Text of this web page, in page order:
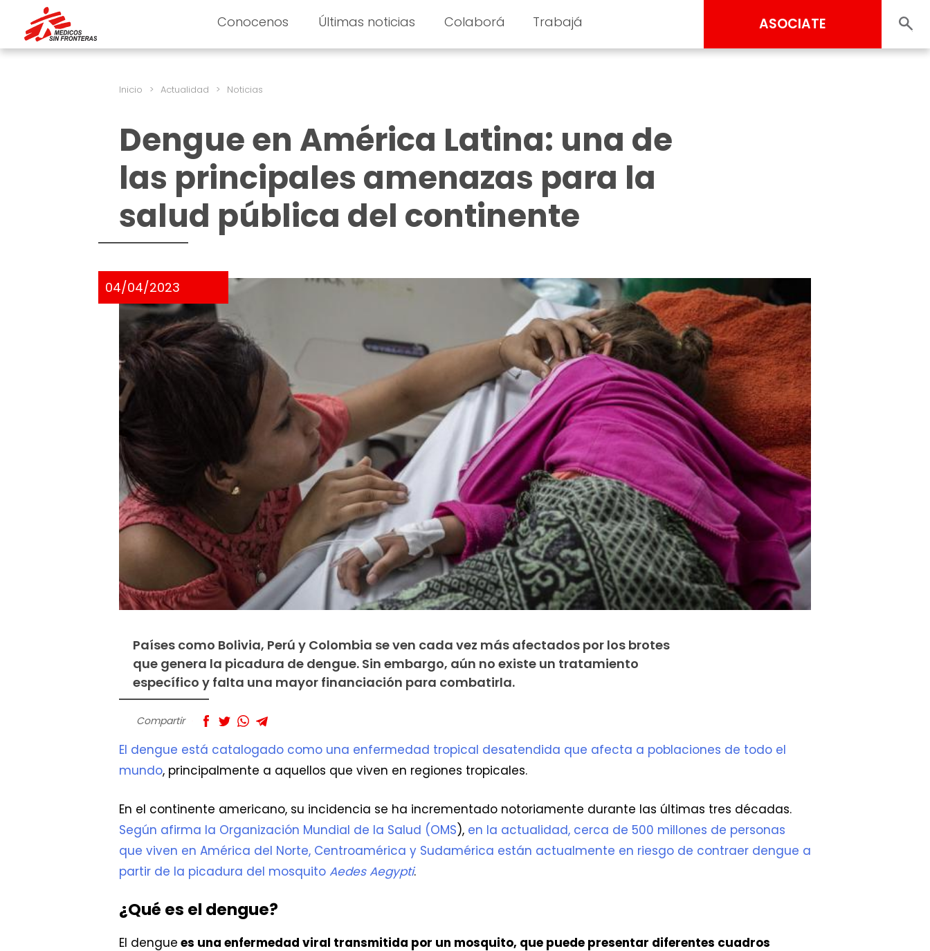
Conocenos Últimas noticias Colaborá Trabajá ASOCIATE
Inicio > Actualidad > Noticias
Dengue en América Latina: una de
las principales amenazas para la
salud pública del continente
04/04/2023
Países como Bolivia, Perú y Colombia se ven cada vez más afectados por los brotes
que genera la picadura de dengue. Sin embargo, aún no existe un tratamiento
específico y falta una mayor financiación para combatirla.
Compartir
El dengue está catalogado como una enfermedad tropical desatendida que afecta a poblaciones de todo el
mundo, principalmente a aquellos que viven en regiones tropicales.
En el continente americano, su incidencia se ha incrementado notoriamente durante las últimas tres décadas.
Según afirma la Organización Mundial de la Salud (OMS), en la actualidad, cerca de 500 millones de personas
que viven en América del Norte, Centroamérica y Sudamérica están actualmente en riesgo de contraer dengue a
partir de la picadura del mosquito Aedes Aegypti.
¿Qué es el dengue?
El dengue es una enfermedad viral transmitida por un mosquito, que puede presentar diferentes cuadros